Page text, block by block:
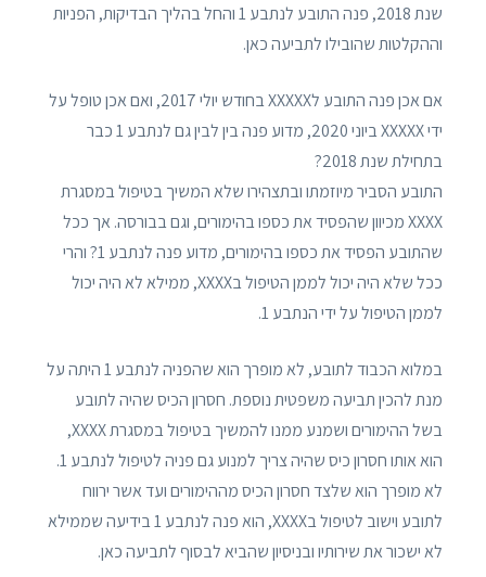
שנת 2018, פנה התובע לנתבע 1 והחל בהליך הבדיקות, הפניות
וההקלטות שהובילו לתביעה כאן.
אם אכן פנה התובע לXXXXX בחודש יולי 2017, ואם אכן טופל על
ידי XXXXX ביוני 2020, מדוע פנה בין לבין גם לנתבע 1 כבר
בתחילת שנת 2018?
התובע הסביר מיוזמתו ובתצהירו שלא המשיך בטיפול במסגרת
XXXX מכיוון שהפסיד את כספו בהימורים, וגם בבורסה. אך ככל
שהתובע הפסיד את כספו בהימורים, מדוע פנה לנתבע 1? והרי
ככל שלא היה יכול לממן הטיפול בXXXX, ממילא לא היה יכול
לממן הטיפול על ידי הנתבע 1.
במלוא הכבוד לתובע, לא מופרך הוא שהפניה לנתבע 1 היתה על
מנת להכין תביעה משפטית נוספת. חסרון הכיס שהיה לתובע
בשל ההימורים ושמנע ממנו להמשיך בטיפול במסגרת XXXX,
הוא אותו חסרון כיס שהיה צריך למנוע גם פניה לטיפול לנתבע 1.
לא מופרך הוא שלצד חסרון הכיס מההימורים ועד אשר ירווח
לתובע וישוב לטיפול בXXXX, הוא פנה לנתבע 1 בידיעה שממילא
לא ישכור את שירותיו ובניסיון שהביא לבסוף לתביעה כאן.